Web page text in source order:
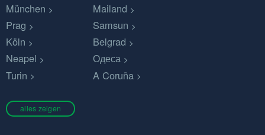
München
Mailand
Prag
Samsun
Köln
Belgrad
Neapel
Одеса
Turin
A Coruña
alles zeigen